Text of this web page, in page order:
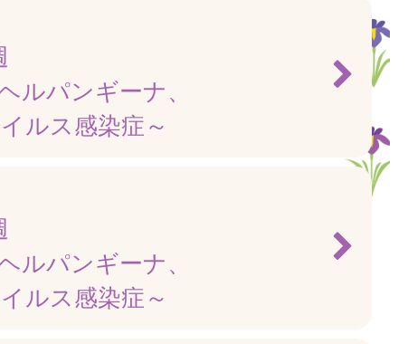
ルパンギーナ、
ルス感染症～
ルパンギーナ、
ルス感染症～